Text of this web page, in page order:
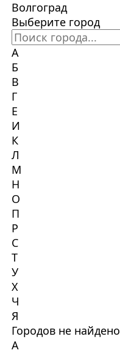
Волгоград
Выберите город
А
Б
В
Г
Е
И
К
Л
М
Н
О
П
Р
С
Т
У
Х
Ч
Я
Городов не найдено
А